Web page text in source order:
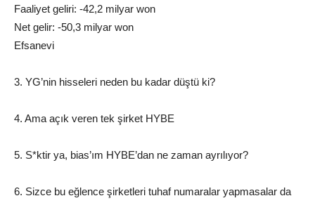
Faaliyet geliri: -42,2 milyar won
Net gelir: -50,3 milyar won
Efsanevi
3. YG’nin hisseleri neden bu kadar düştü ki?
4. Ama açık veren tek şirket HYBE
5. S*ktir ya, bias’ım HYBE’dan ne zaman ayrılıyor?
6. Sizce bu eğlence şirketleri tuhaf numaralar yapmasalar da